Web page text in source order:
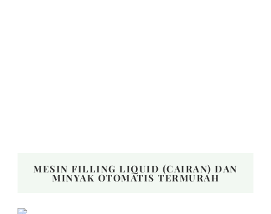
MESIN FILLING LIQUID (CAIRAN) DAN
MINYAK OTOMATIS TERMURAH